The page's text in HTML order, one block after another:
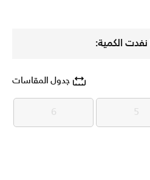
نفدت الكمية:
جدول المقاسات
5
5
6
6